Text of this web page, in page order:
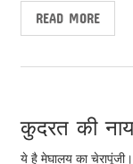
READ MORE
कुदरत की
ये है मेघालय का